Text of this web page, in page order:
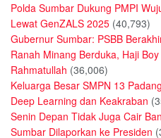
Polda Sumbar Dukung PMPI
Lewat GenZALS 2025 (40,793)
Gubernur Sumbar: PSBB
Ranah Minang Berduka, Haji
Rahmatullah (36,006)
Keluarga Besar SMPN 13
Deep Learning dan Keakraban
Senin Depan Tidak Juga Cair
Sumbar Dilaporkan ke Presiden